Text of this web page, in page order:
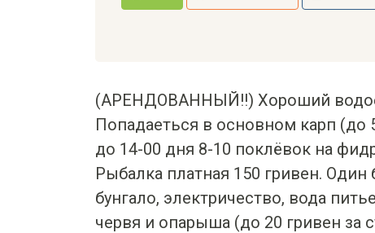
(АРЕНДОВАННЫЙ!!) Хороший
Попадаеться в основном карп (до
до 14-00 дня 8-10 поклёвок на
Рыбалка платная 150 гривен.
бунгало, электричество, вода
червя и опарыша (до 20 гривен за